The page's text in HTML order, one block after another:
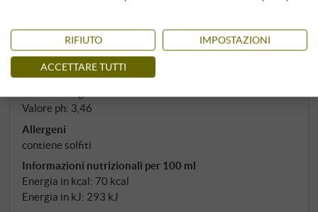
Tappo: Diam
Estratto secco: 22,97 g/l
Acidità totale: 5,58 g/l
Zuccheri residui: 1,71 g/l
Valore ph: 3,46
Allergeni
contiene solfiti
Informazioni nutrizionali per 100 ml
Energia in kcal: 70 kcal
Energia in kJ: 293 kJ
RIFIUTO IMPOSTAZIONI
ACCETTARE TUTTI